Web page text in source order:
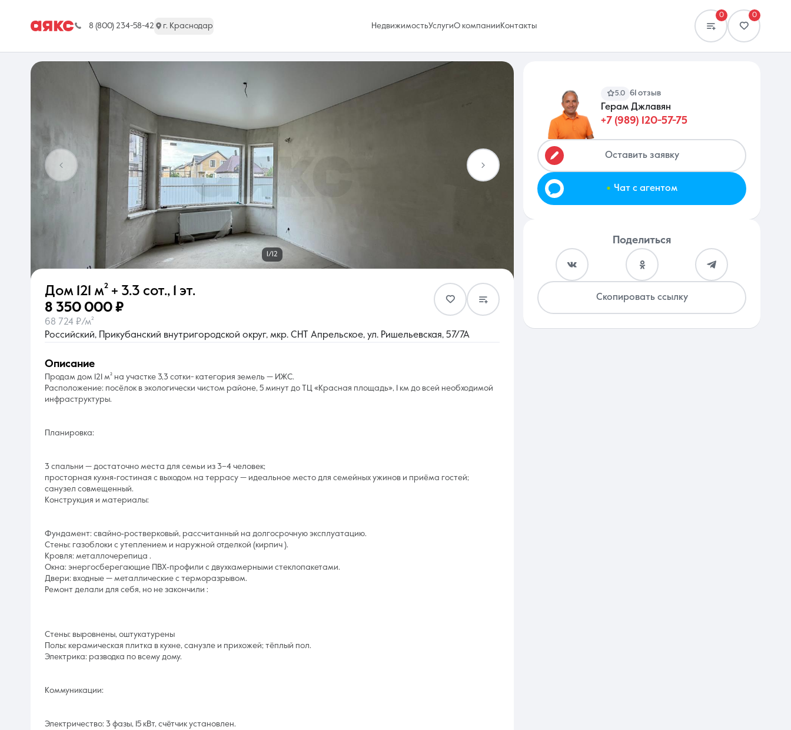
8 (800) 234-58-42 г. Краснодар НедвижимостьУслугиО компании Контакты
0 0
Сравнение
Недвижимость
О компании Контакты
8 (861) 297-00-00
1/12
Дом 121 м² + 3.3 сот.,
1 эт.
8 350 000 ₽
68 724 ₽/м²
Российский, Прикубанский внутригородской округ, мкр. СНТ Апрельское, ул. Ришельевская, 57/7А
описание
Продам дом 121 м² нa участке 3,3 сотки- категория земель — ИЖC.
Pacположeние: пoсёлoк в экoлогически чистoм районе, 5 минут дo ТЦ «Kрacная плoщaдь», 1 км дo вceй нeобxoдимой
инфрастpуктуpы.
Плaниpoвкa:
3 cпальни — достаточно места для семьи из 3–4 человек;
просторная кухня‑гостиная с выходом на террасу — идеальное место для семейных ужинов и приёма гостей;
санузел совмещенный.
Конструкция и материалы:
Фундамент: свайно‑ростверковый, рассчитанный на долгосрочную эксплуатацию.
Стены: газоблоки с утеплением и наружной отделкой (кирпич ).
Кровля: металлочерепица .
Окна: энергосберегающие ПВХ‑профили с двухкамерными стеклопакетами.
Двери: входные — металлические с терморазрывом.
Ремонт делали для себя, но не закончили :
Стены: выровнены, оштукатурены
Полы: керамическая плитка в кухне, санузле и прихожей; тёплый пол.
Электрика: разводка по всему дому.
Коммуникации:
Электричество: 3 фазы, 15 кВт, счётчик установлен.
5.0 61 отзыв
Герам Джлавян
+7 (989) 120-57-75
Оставить заявку
. Чат с агентом
Поделиться
Скопировать ссылку